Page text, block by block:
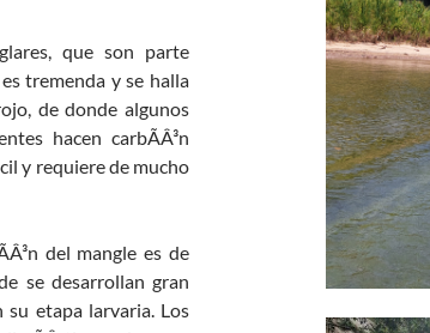
que son parte
tremenda y se halla
de donde algunos
hacen carbÃÂ³n
y requiere de mucho
del mangle es de
se desarrollan gran
su etapa larvaria. Los